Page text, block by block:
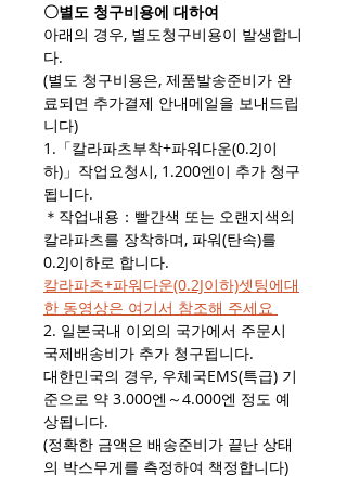
〇별도 청구비용에 대하여
아래의 경우, 별도청구비용이 발생합니
다.
(별도 청구비용은, 제품발송준비가 완
료되면 추가결제 안내메일을 보내드립
니다)
1.「칼라파츠부착+파워다운(0.2J이
하)」작업요청시, 1.200엔이 추가 청구
됩니다.
＊작업내용：빨간색 또는 오랜지색의
칼라파츠를 장착하며, 파워(탄속)를
0.2J이하로 합니다.
칼라파츠+파워다운(0.2J이하)셋팅에대
한 동영상은 여기서 참조해 주세요
2. 일본국내 이외의 국가에서 주문시
국제배송비가 추가 청구됩니다.
대한민국의 경우, 우체국EMS(특급) 기
준으로 약 3.000엔～4.000엔 정도 예
상됩니다.
(정확한 금액은 배송준비가 끝난 상태
의 박스무게를 측정하여 책정합니다)